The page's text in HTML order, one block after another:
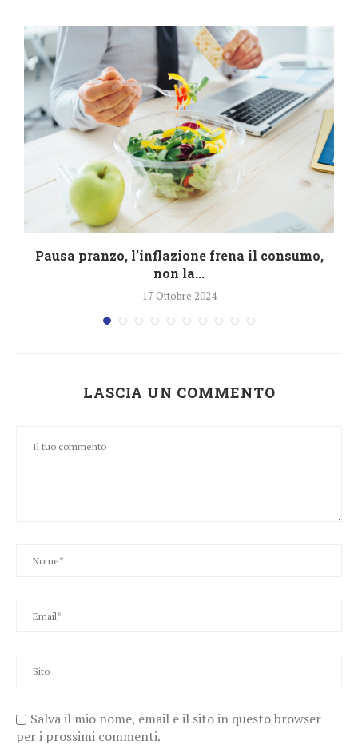
Pausa pranzo, l’inflazione frena il consumo,
non la...
17 Ottobre 2024
LASCIA UN COMMENTO
Salva il mio nome, email e il sito in questo browser
per i prossimi commenti.